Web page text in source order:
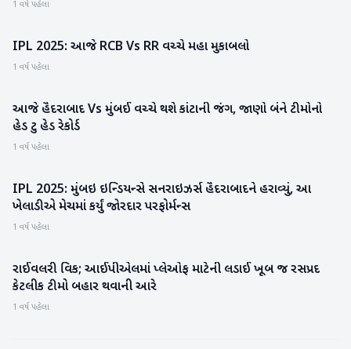
1 વર્ષ પહેલા
રમતગમત
IPL 2025: આજે RCB Vs RR વચ્ચે મહા મુકાબલો
1 વર્ષ પહેલા
રમતગમત
આજે હૈદરાબાદ Vs મુંબઈ વચ્ચે થશે કાંટાની જંગ, જાણો બંને ટીમોનો
હેડ ટુ હેડ રેકોર્ડ
1 વર્ષ પહેલા
રમતગમત
IPL 2025: મુંબઇ ઇન્ડિયન્સે સનરાઇઝર્સ હૈદરાબાદને હરાવ્યું, આ
ખેલાડીએ મેચમાં કર્યું જોરદાર પરફોર્મન્સ
1 વર્ષ પહેલા
IPL
રાઈવલરી વિક; આઈપીએલમાં પ્લેઓફ માટેની લડાઈ ખૂબ જ રસપ્રદ
કેટલીક ટીમો બહાર થવાની આરે
1 વર્ષ પહેલા